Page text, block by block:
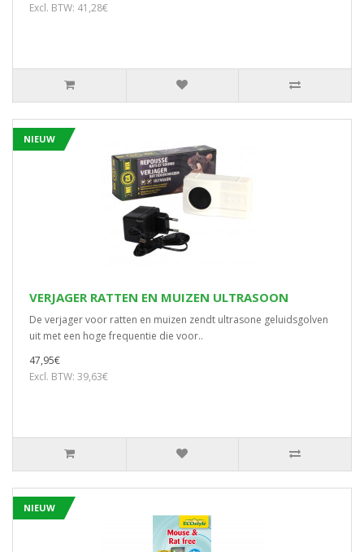
Excl. BTW: 41,28€
NIEUW
VERJAGER RATTEN EN MUIZEN ULTRASOON
De verjager voor ratten en muizen zendt ultrasone geluidsgolven
uit met een hoge frequentie die voor..
47,95€
Excl. BTW: 39,63€
NIEUW